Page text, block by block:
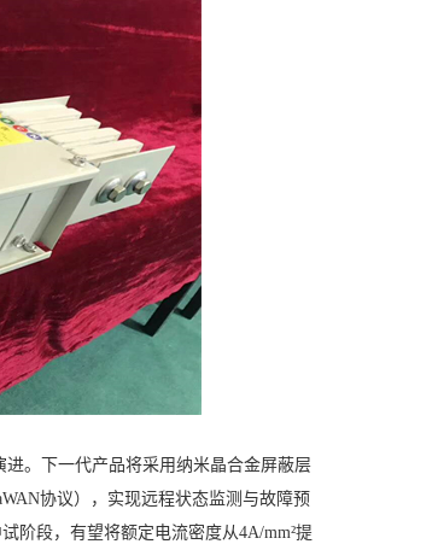
。下一代产品将采用纳米晶合金屏蔽层
协议），实现远程状态监测与故障预
阶段，有望将额定电流密度从4A/mm²提